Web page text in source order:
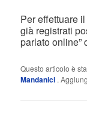
Per effettuare
già registrati
parlato online”
Questo articolo è
Mandanici .